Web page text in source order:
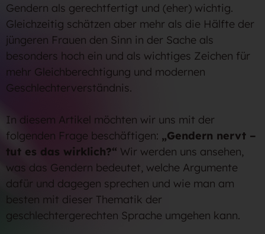
Gendern als gerechtfertigt und (eher) wichtig.
Gleichzeitig schätzen aber mehr als die Hälfte der
jüngeren Frauen den Sinn in der Sache als
besonders hoch ein und als wichtiges Zeichen für
mehr Gleichberechtigung und modernen
Geschlechterverständnis.
In diesem Artikel möchten wir uns mit der
folgenden Frage beschäftigen: „Gendern nervt –
tut es das wirklich?“ Wir werden uns ansehen,
was das Gendern bedeutet, welche Argumente
dafür und dagegen sprechen und wie man am
besten mit dieser Thematik der
geschlechtergerechten Sprache umgehen kann.